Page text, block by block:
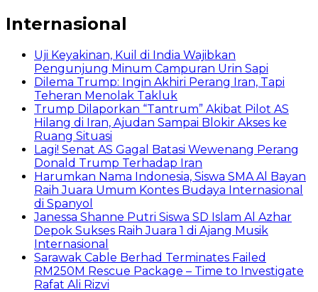
Internasional
Uji Keyakinan, Kuil di India Wajibkan
Pengunjung Minum Campuran Urin Sapi
Dilema Trump: Ingin Akhiri Perang Iran, Tapi
Teheran Menolak Takluk
Trump Dilaporkan “Tantrum” Akibat Pilot AS
Hilang di Iran, Ajudan Sampai Blokir Akses ke
Ruang Situasi
Lagi! Senat AS Gagal Batasi Wewenang Perang
Donald Trump Terhadap Iran
Harumkan Nama Indonesia, Siswa SMA Al Bayan
Raih Juara Umum Kontes Budaya Internasional
di Spanyol
Janessa Shanne Putri Siswa SD Islam Al Azhar
Depok Sukses Raih Juara 1 di Ajang Musik
Internasional
Sarawak Cable Berhad Terminates Failed
RM250M Rescue Package – Time to Investigate
Rafat Ali Rizvi